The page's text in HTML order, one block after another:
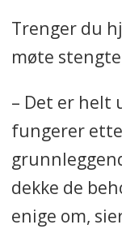
Trenger du
møte
– Det er helt
fungerer
dekke de
enige om,